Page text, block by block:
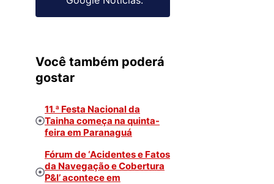
Você também poderá
gostar
11.ª Festa Nacional da
Tainha começa na quinta-
feira em Paranaguá
Fórum de ‘Acidentes e Fatos
da Navegação e Cobertura
P&I’ acontece em